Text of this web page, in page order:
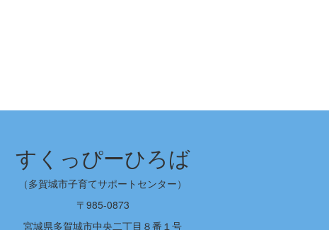
すくっぴーひろば
（多賀城市子育てサポートセンター）
〒985-0873
宮城県多賀城市中央二丁目８番１号